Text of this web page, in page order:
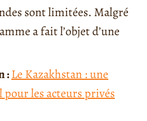
sont limitées. Malgré
a fait l’objet d’une
:Le Kazakhstan : une
pour les acteurs privés